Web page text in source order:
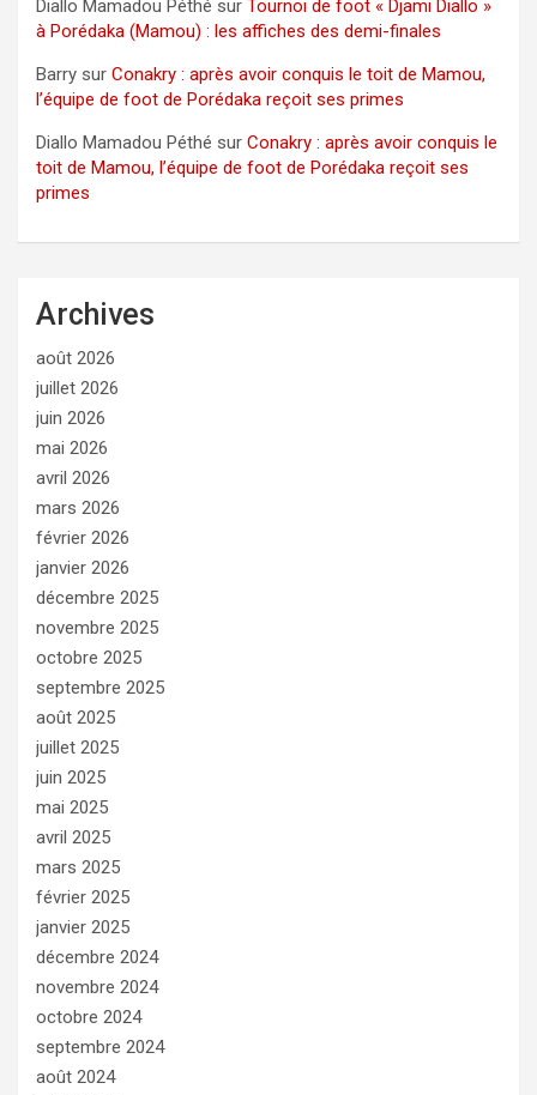
Diallo Mamadou Péthé sur Tournoi de foot « Djami Diallo »
à Porédaka (Mamou) : les affiches des demi-finales
Barry sur Conakry : après avoir conquis le toit de Mamou,
l’équipe de foot de Porédaka reçoit ses primes
Diallo Mamadou Péthé sur Conakry : après avoir conquis le
toit de Mamou, l’équipe de foot de Porédaka reçoit ses
primes
Archives
août 2026
juillet 2026
juin 2026
mai 2026
avril 2026
mars 2026
février 2026
janvier 2026
décembre 2025
novembre 2025
octobre 2025
septembre 2025
août 2025
juillet 2025
juin 2025
mai 2025
avril 2025
mars 2025
février 2025
janvier 2025
décembre 2024
novembre 2024
octobre 2024
septembre 2024
août 2024